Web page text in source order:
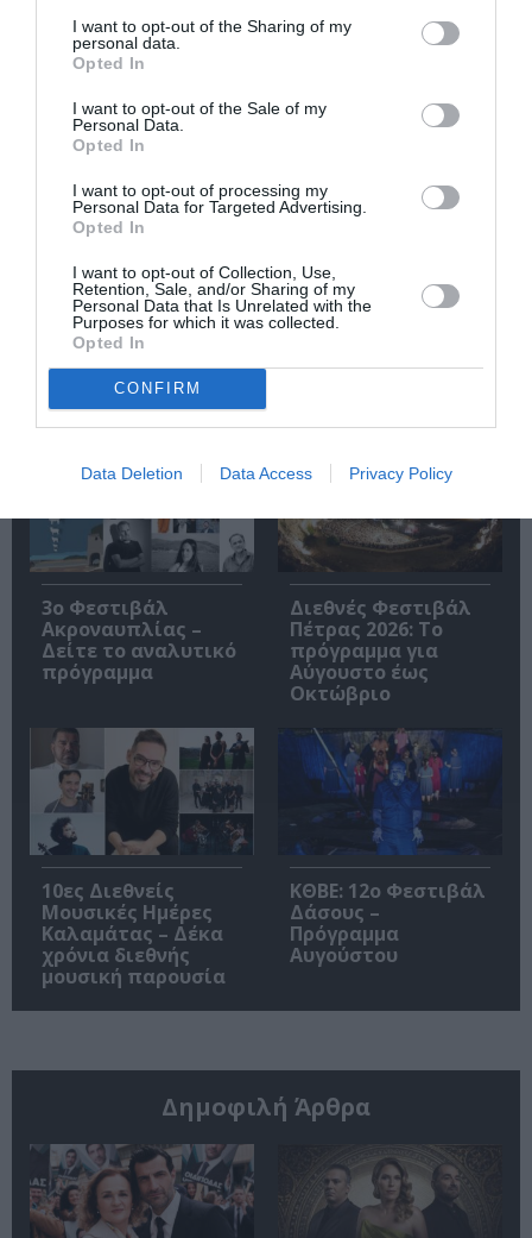
I want to opt-out of the Sharing of my
personal data.
Opted In
I want to opt-out of the Sale of my
Personal Data.
Opted In
I want to opt-out of processing my
Personal Data for Targeted Advertising.
Opted In
I want to opt-out of Collection, Use,
Retention, Sale, and/or Sharing of my
Personal Data that Is Unrelated with the
Purposes for which it was collected.
Opted In
CONFIRM
Data Deletion Data Access Privacy Policy
Newsletter
την Τέχνη και τον Πολιτισμό!
Ακολουθήστε το Culturenow.gr
Σχετικά Άρθρα
3ο Φεστιβάλ
Ακροναυπλίας –
Δείτε το αναλυτικό
πρόγραμμα
Διεθνές Φεστιβάλ
Πέτρας 2026: Το
πρόγραμμα για
Αύγουστο έως
Οκτώβριο
10ες Διεθνείς
Μουσικές Ημέρες
Καλαμάτας – Δέκα
χρόνια διεθνής
μουσική παρουσία
ΚΘΒΕ: 12ο Φεστιβάλ
Δάσους –
Πρόγραμμα
Αυγούστου
Δημοφιλή Άρθρα